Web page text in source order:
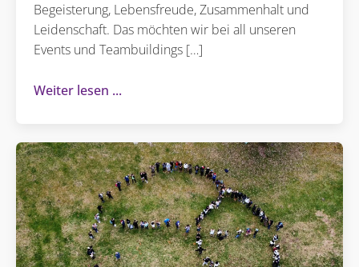
Begeisterung, Lebensfreude, Zusammenhalt und
Leidenschaft. Das möchten wir bei all unseren
Events und Teambuildings […]
Weiter lesen